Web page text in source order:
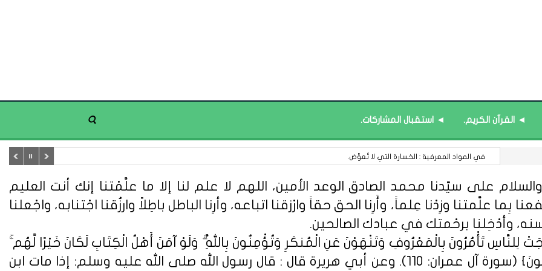
◄ القرآن الكريم. ◄ استقبال المشاركات.
مركز التعلم المرئي للتدريب : ورشة (الكوتشنج التعليمي).
على سيّدنا محمد الصادق الوعد الأمين، اللهم لا علم لنا إلا ما علَّمْتنا إنك أنت العليم
بِما علَّمتنا وزِدْنا عِلماً، وأَرِنا الحق حقاً وارْزقنا اتباعه، وأرِنا الباطل باطِلاً وارزُقنا اجْتنابه، واجْعلنا
وأدْخِلنا برحْمتك في عبادك الصالحين.
لِلنَّاسِ تَأْمُرُونَ بِالْمَعْرُوفِ وَتَنْهَوْنَ عَنِ الْمُنكَرِ وَتُؤْمِنُونَ بِاللَّهِ ۗ وَلَوْ آمَنَ أَهْلُ الْكِتَابِ لَكَانَ خَيْرًا لَّهُم
مِّنْهُمُ الْمُؤْمِنُونَ وَأَكْثَرُهُمُ الْفَاسِقُونَ} (سورة آل عمران: 110). وعن أبي هريرة قال : قال رسول الله صلى الله عليه وسلم: إذا مات ابن